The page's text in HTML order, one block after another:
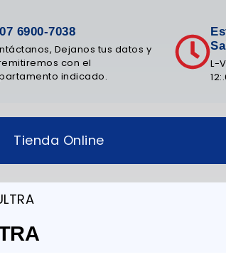
6900-7038
Dejanos tus datos y
con el
indicado.
L-
Tienda Online